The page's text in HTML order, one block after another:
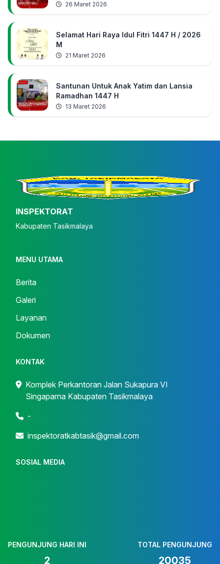
26 Maret 2026
Selamat Hari Raya Idul Fitri 1447 H / 2026
M
21 Maret 2026
Santunan Untuk Anak Yatim dan Lansia
Ramadhan 1447 H
13 Maret 2026
INSPEKTORAT
Kabupaten Tasikmalaya
MENU UTAMA
Berita
Galeri
Layanan
Dokumen
KONTAK
Komplek Perkantoran Jalan Sukapura VI
Singaparna Kabupaten Tasikmalaya
-
inspektoratkabtasik@gmail.com
SOSIAL MEDIA
PENGUNJUNG HARI INI
2
TOTAL PENGUNJUNG
20035